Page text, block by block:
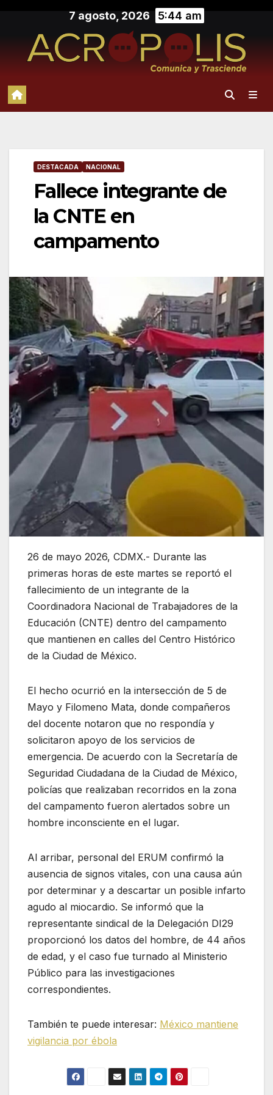
contenido
7 agosto, 2026 5:44 am
DESTACADA NACIONAL
Fallece integrante de
la CNTE en
campamento
26 de mayo 2026, CDMX.- Durante las
primeras horas de este martes se reportó el
fallecimiento de un integrante de la
Coordinadora Nacional de Trabajadores de la
Educación (CNTE) dentro del campamento
que mantienen en calles del Centro Histórico
de la Ciudad de México.
El hecho ocurrió en la intersección de 5 de
Mayo y Filomeno Mata, donde compañeros
del docente notaron que no respondía y
solicitaron apoyo de los servicios de
emergencia. De acuerdo con la Secretaría de
Seguridad Ciudadana de la Ciudad de México,
policías que realizaban recorridos en la zona
del campamento fueron alertados sobre un
hombre inconsciente en el lugar.
Al arribar, personal del ERUM confirmó la
ausencia de signos vitales, con una causa aún
por determinar y a descartar un posible infarto
agudo al miocardio. Se informó que la
representante sindical de la Delegación DI29
proporcionó los datos del hombre, de 44 años
de edad, y el caso fue turnado al Ministerio
Público para las investigaciones
correspondientes.
También te puede interesar: México mantiene
vigilancia por ébola